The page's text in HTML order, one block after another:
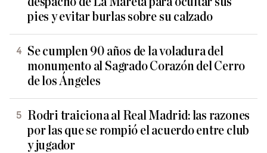
pies y evitar burlas sobre su calzado
Se cumplen 90 años de la voladura del
monumento al Sagrado Corazón del Cerro
de los Ángeles
Rodri traiciona al Real Madrid: las razones
por las que se rompió el acuerdo entre club
y jugador